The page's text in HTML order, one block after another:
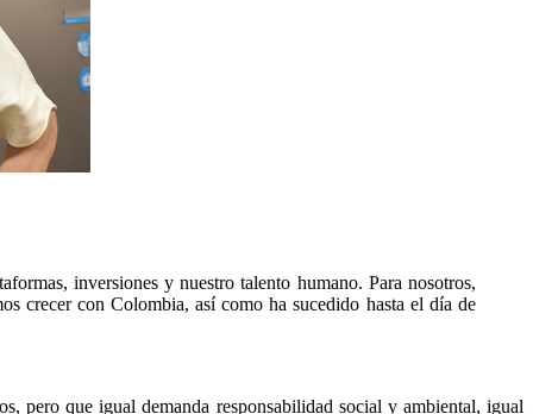
inversiones y nuestro talento humano. Para nosotros,
crecer con Colombia, así como ha sucedido hasta el día de
pero que igual demanda responsabilidad social y ambiental, igual